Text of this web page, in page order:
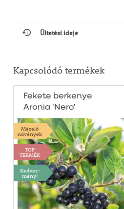
Ültetési ideje
Kapcsolódó termékek
Fekete berkenye
Aronia 'Nero'
Mézelő
növények
TOP
TERMÉK
Kedvez-
mény!